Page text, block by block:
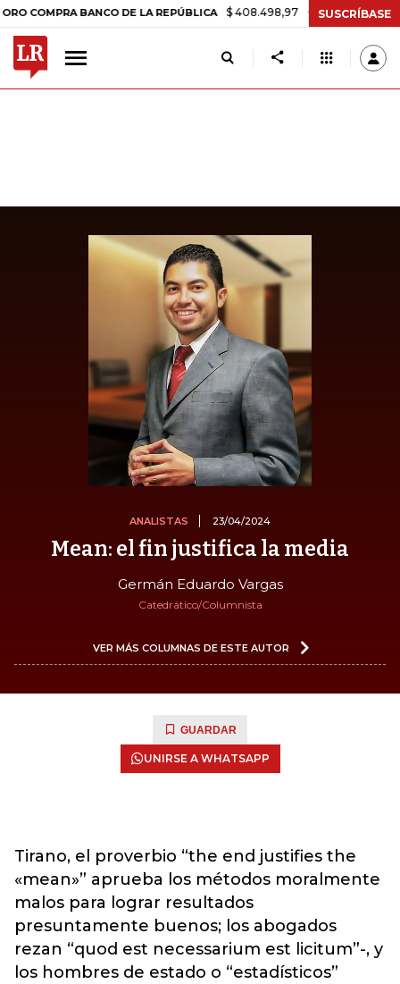
BANCO DE LA REPÚBLICA $ 408.498,97 +$ 8.753,81 +2,19%
SUSCRÍBASE
ANALISTAS 23/04/2024
Mean: el fin justifica la media
Germán Eduardo Vargas
Catedrático/Columnista
VER MÁS COLUMNAS DE ESTE AUTOR
GUARDAR
UNIRSE A WHATSAPP
Tirano, el proverbio “the end justifies the
«mean»” aprueba los métodos moralmente
malos para lograr resultados
presuntamente buenos; los abogados
rezan “quod est necessarium est licitum”-, y
los hombres de estado o “estadísticos”